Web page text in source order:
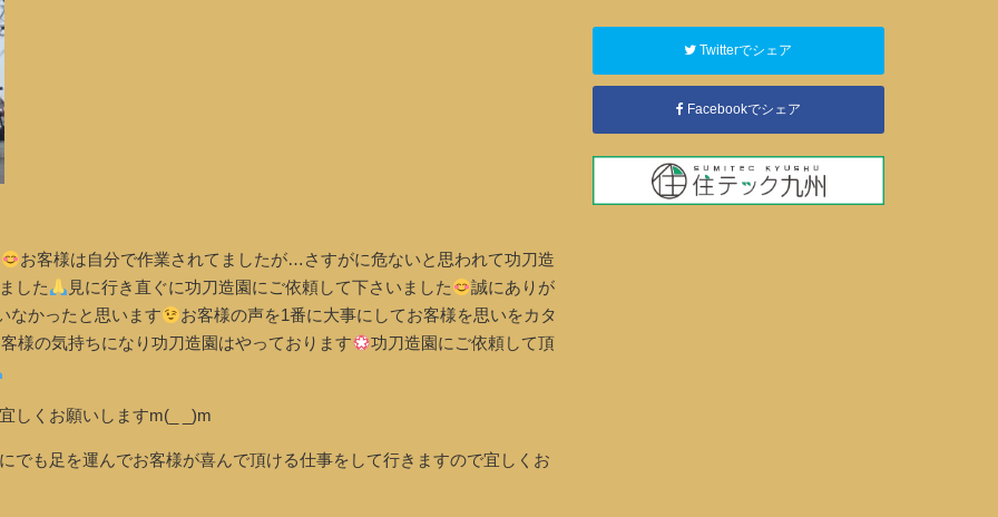
お客様は自分で作業されてましたが…さすがに危ないと思われて功刀造
した
見に行き直ぐに功刀造園にご依頼して下さいました
誠にありが
なかったと思います
お客様の声を1番に大事にしてお客様を思いをカタ
様の気持ちになり功刀造園はやっております
功刀造園にご依頼して頂
しくお願いしますm(_ _)m
でも足を運んでお客様が喜んで頂ける仕事をして行きますので宜しくお
Twitterでシェア
Facebookでシェア